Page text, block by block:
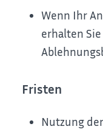
Wenn Ihr
erhalten
Fristen
Nutzung